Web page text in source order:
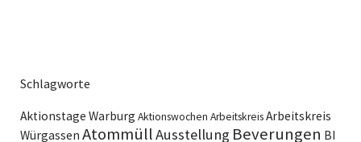
Schlagworte
Aktionstage Warburg Aktionswochen ArbeitskreisArbeitskreis
Würgassen AtommüllAusstellung Beverungen BI